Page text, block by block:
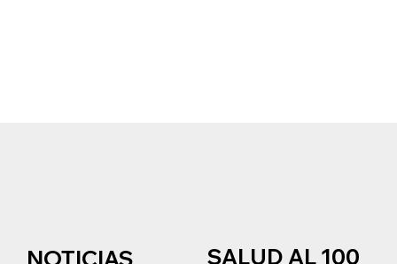
NOTICIAS SALUD AL 100